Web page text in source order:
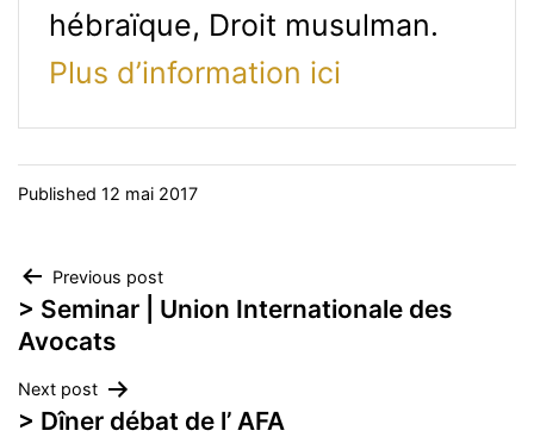
hébraïque, Droit musulman.
Plus d’information ici
Published 12 mai 2017
Navigation
de
l’article
Previous post
> Seminar | Union Internationale des
Avocats
Next post
> Dîner débat de l’ AFA